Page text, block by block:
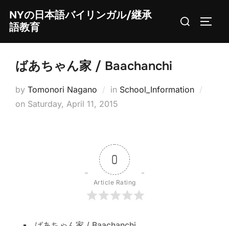
content
NYの日本語バイリンガル/継承
語教育
Search
ばあちゃん家 / Baachanchi
by Tomonori Nagano in School_Information
on Posted
Saturday, April 11, 2015
0
Article Rating